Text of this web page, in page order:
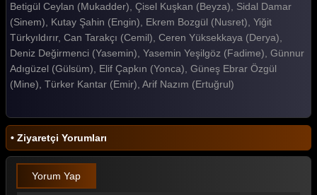
Gelin 415. Bölüm
Gelin 414. Bölüm
Gelin 413. Bölüm
Gelin 412. Bölüm
Gelin 411. Bölüm
Gelin 410. Bölüm
Betigül Ceylan (Mukadder), Çisel Kuşkan (Beyza), Sidal Damar
(Sinem), Kutay Şahin (Engin), Ekrem Bozgül (Nusret), Yiğit
Türkyıldırır, Can Tarakçı (Cemil), Ceren Yüksekkaya (Derya),
Deniz Değirmenci (Yasemin), Yasemin Yeşilgöz (Fadime), Günnur
Adıgüzel (Gülsüm), Elif Çapkın (Yonca), Güneş Ebrar Özgül
(Mine), Türker Kantar (Emir), Arif Nazım (Ertuğrul)
• Ziyaretçi Yorumları
Yorum Yap